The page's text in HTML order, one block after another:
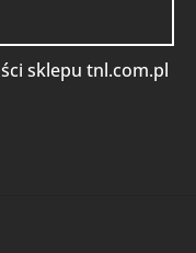
sklepu tnl.com.pl